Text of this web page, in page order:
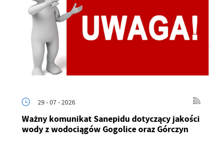
29 - 07 - 2026
Ważny komunikat Sanepidu dotyczący jakości
wody z wodociągów Gogolice oraz Górczyn